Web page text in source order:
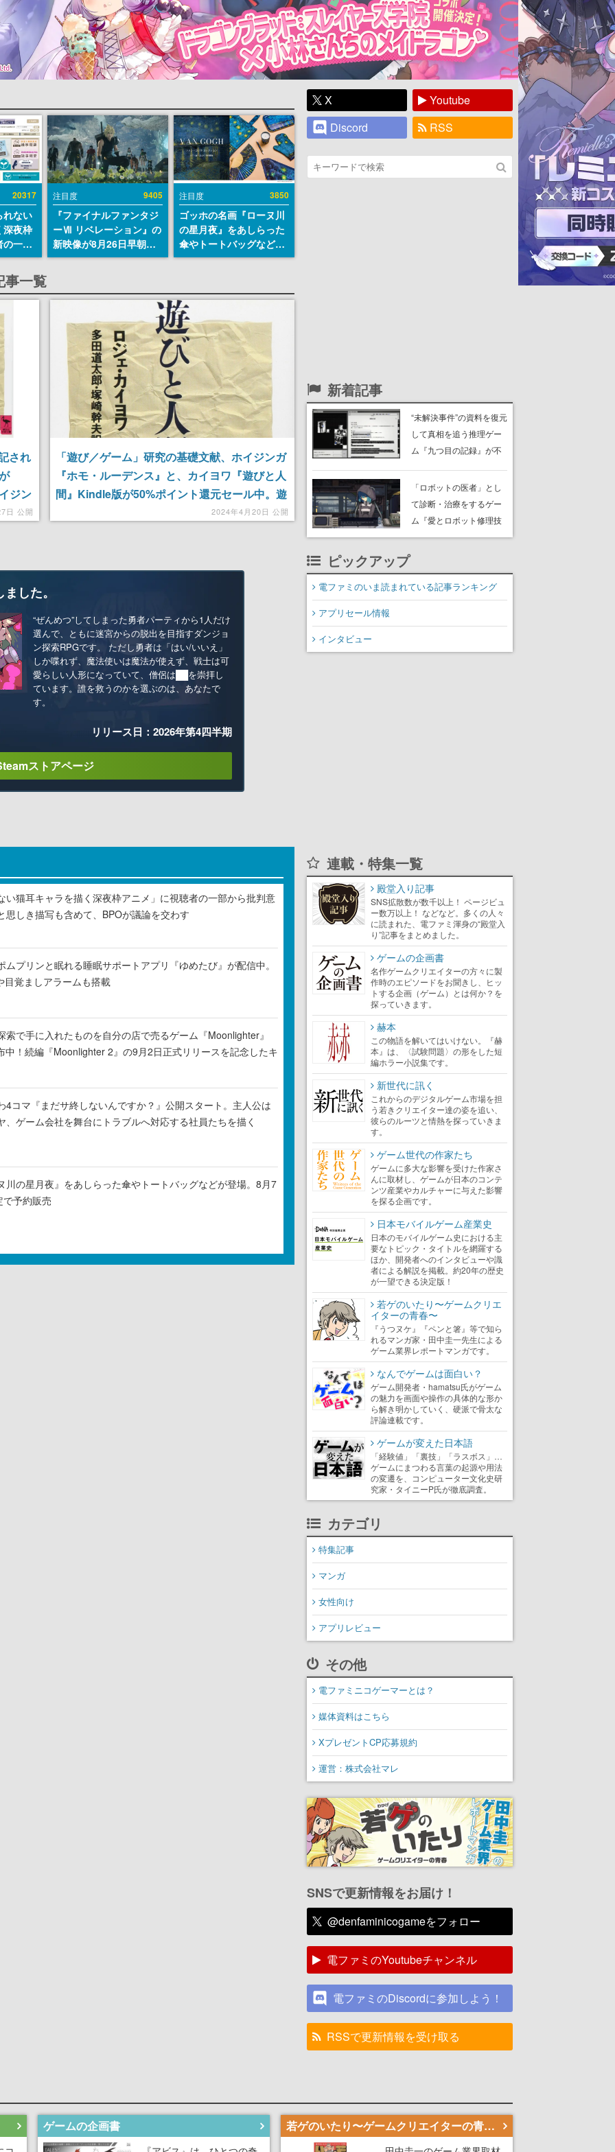
20317
れない
深夜枠
の一部
法薬物
も含
を交わ
注目度 9405
『ファイナルファンタジ
ーⅦ リベレーション』の
新映像が8月26日早朝に
公開へ。『FF7』リメイ
ニングナイトライブにて
ディレクターの浜口直樹
氏が登壇する予定
注目度 3850
ゴッホの名画『ローヌ川
の星月夜』をあしらった
傘やトートバッグなどが
登場。8月7日21時より2
事一覧
され
ジン
日 公開
「遊び／ゲーム」研究の基礎文献、ホイジンガ
『ホモ・ルーデンス』と、カイヨワ『遊びと人
間』Kindle版が50%ポイント還元セール中。遊
戯論の先陣を切った歴史的名著がお値打ち価格
2024年4月20日 公開
した。
“ぜんめつ”してしまった勇者パーティから1人だけ
選んで、ともに迷宮からの脱出を目指すダンジョ
ン探索RPGです。 ただし勇者は「はい/いいえ」
しか喋れず、魔法使いは魔法が使えず、戦士は可
愛らしい人形になっていて、僧侶は██を崇拝し
ています。誰を救うのかを選ぶのは、あなたで
す。
リリース日：2026年第4四半期
ストアページ
い猫耳キャラを描く深夜枠アニメ」に視聴者の一部から批判意
思しき描写も含めて、BPOが議論を交わす
ムプリンと眠れる睡眠サポートアプリ『ゆめたび』が配信中。
目覚ましアラームも搭載
索で手に入れたものを自分の店で売るゲーム『Moonlighter』
中！続編『Moonlighter 2』の9月2日正式リリースを記念したキ
4コマ『まだサ終しないんですか？』公開スタート。主人公は
、ゲーム会社を舞台にトラブルへ対応する社員たちを描く
川の星月夜』をあしらった傘やトートバッグなどが登場。8月7
で予約販売
X
Youtube
Discord
RSS
新着記事
“未解決事件”の資料を復元
して真相を追う推理ゲー
ム『九つ目の記録』が不
事が残した資料の証言や
人物名、場所、時刻を結
び付けて8件の未解決事件
「ロボットの医者」とし
て診断・治療をするゲー
ム『愛とロボット修理技
術 All Our Broken Parts』
き換え、そして消去して
いく
ピックアップ
電ファミのいま読まれている記事ランキング
アプリセール情報
インタビュー
連載・特集一覧
殿堂入り記事
SNS拡散数が数千以上！ ページビュ
ー数万以上！ などなど。多くの人々
に読まれた、電ファミ渾身の“殿堂入
り”記事をまとめました。
ゲームの企画書
名作ゲームクリエイターの方々に製
作時のエピソードをお聞きし、ヒッ
トする企画（ゲーム）とは何か？を
探っていきます。
赫本
この物語を解いてはいけない。『赫
本』は、〈試験問題〉の形をした短
編ホラー小説集です。
新世代に訊く
これからのデジタルゲーム市場を担
う若きクリエイター達の姿を追い、
彼らのルーツと情熱を探っていきま
す。
ゲーム世代の作家たち
ゲームに多大な影響を受けた作家さ
んに取材し、ゲームが日本のコンテ
ンツ産業やカルチャーに与えた影響
を探る企画です。
日本モバイルゲーム産業史
日本のモバイルゲーム史における主
要なトピック・タイトルを網羅する
ほか、開発者へのインタビューや識
者による解説を掲載。約20年の歴史
が一望できる決定版！
若ゲのいたり〜ゲームクリエ
イターの青春〜
『うつヌケ』『ペンと箸』等で知ら
れるマンガ家・田中圭一先生による
ゲーム業界レポートマンガです。
なんでゲームは面白い？
ゲーム開発者・hamatsu氏がゲーム
の魅力を画面や操作の具体的な形か
ら解き明かしていく、硬派で骨太な
評論連載です。
ゲームが変えた日本語
「経験値」「裏技」「ラスボス」…
ゲームにまつわる言葉の起源や用法
の変遷を、コンピューター文化史研
究家・タイニーP氏が徹底調査。
カテゴリ
特集記事
マンガ
女性向け
アプリレビュー
その他
電ファミニコゲーマーとは？
媒体資料はこちら
XプレゼントCP応募規約
運営：株式会社マレ
SNSで更新情報をお届け！
@denfaminicogameをフォロー
電ファミのYoutubeチャンネル
電ファミのDiscordに参加しよう！
RSSで更新情報を受け取る
ゲームの企画書 若ゲのいたり〜ゲームクリエイターの青春〜